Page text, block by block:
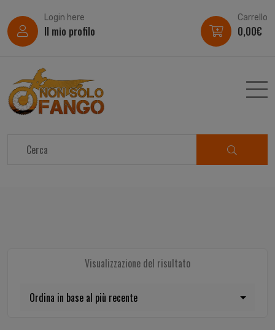
Login here
Il mio profilo
Carrello
0,00€
Visualizzazione del risultato